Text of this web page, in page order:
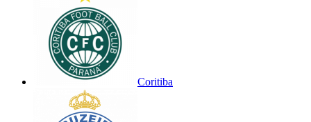
Coritiba